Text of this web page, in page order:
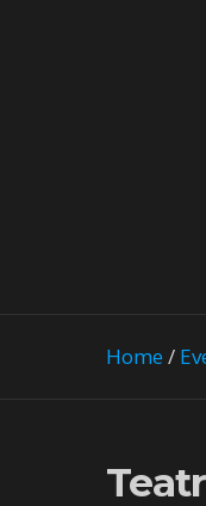
Home/